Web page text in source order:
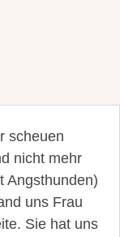
scheuen
nicht mehr
Angsthunden)
uns Frau
Sie hat uns